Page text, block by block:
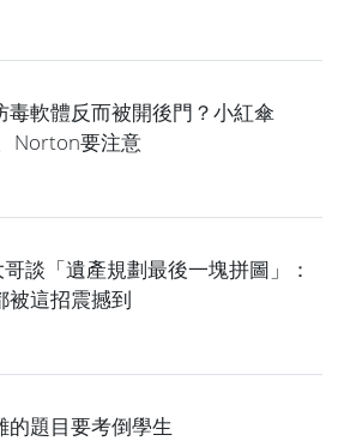
毒軟體反而被開後門？小紅傘
Norton要注意
談「遺產規劃最後一塊拼圖」：
被這招震撼到
的題目要考倒學生